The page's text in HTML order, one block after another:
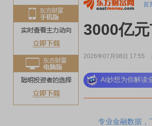
首
3000亿
2026年07月08日 17:55
AI妙想为你解读
专业金融数据，